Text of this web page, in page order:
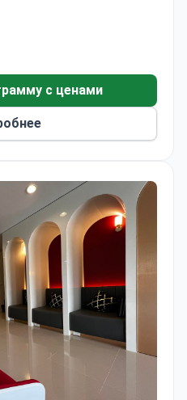
медицине
услуги
лечение в
приезжают
с ценами